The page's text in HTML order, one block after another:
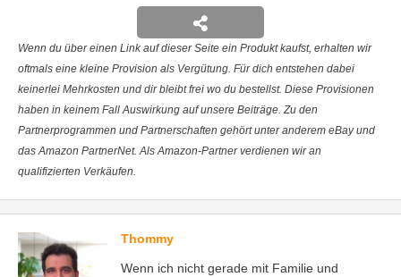
Wenn du über einen Link auf dieser Seite ein Produkt kaufst, erhalten wir
oftmals eine kleine Provision als Vergütung. Für dich entstehen dabei
keinerlei Mehrkosten und dir bleibt frei wo du bestellst. Diese Provisionen
haben in keinem Fall Auswirkung auf unsere Beiträge. Zu den
Partnerprogrammen und Partnerschaften gehört unter anderem eBay und
das Amazon PartnerNet. Als Amazon-Partner verdienen wir an
qualifizierten Verkäufen.
Thommy
Wenn ich nicht gerade mit Familie und